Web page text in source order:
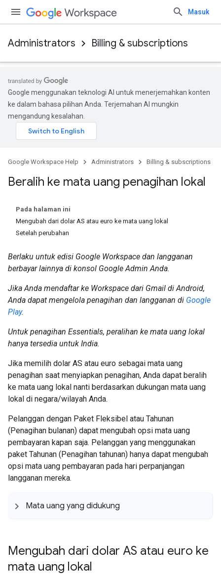
Masuk
Administrators Billing & subscriptions
Google menggunakan teknologi AI untuk menerjemahkan konten
ke dalam bahasa pilihan Anda. Terjemahan AI mungkin
mengandung kesalahan.
Google Workspace Help Administrators Billing & subscriptions
Beralih ke mata uang penagihan lokal
Pada halaman ini
Mengubah dari dolar AS atau euro ke mata uang lokal
Setelah perubahan
Berlaku untuk edisi Google Workspace dan langganan
berbayar lainnya di konsol Google Admin Anda.
Jika Anda mendaftar ke Workspace dari Gmail di Android,
Anda dapat mengelola penagihan dan langganan di Google
Play.
Untuk penagihan Essentials, peralihan ke mata uang lokal
hanya tersedia untuk India.
Jika memilih dolar AS atau euro sebagai mata uang
penagihan saat menyiapkan penagihan, Anda dapat beralih
ke mata uang lokal nanti berdasarkan dukungan mata uang
lokal di negara/wilayah Anda.
Pelanggan dengan Paket Fleksibel atau Tahunan
(Penagihan bulanan) dapat mengubah opsi mata uang
pembayaran kapan saja. Pelanggan yang menggunakan
paket Tahunan (Penagihan tahunan) hanya dapat mengubah
opsi mata uang pembayaran pada hari perpanjangan
langganan mereka.
Mata uang yang didukung
Mengubah dari dolar AS atau euro ke
mata uang lokal